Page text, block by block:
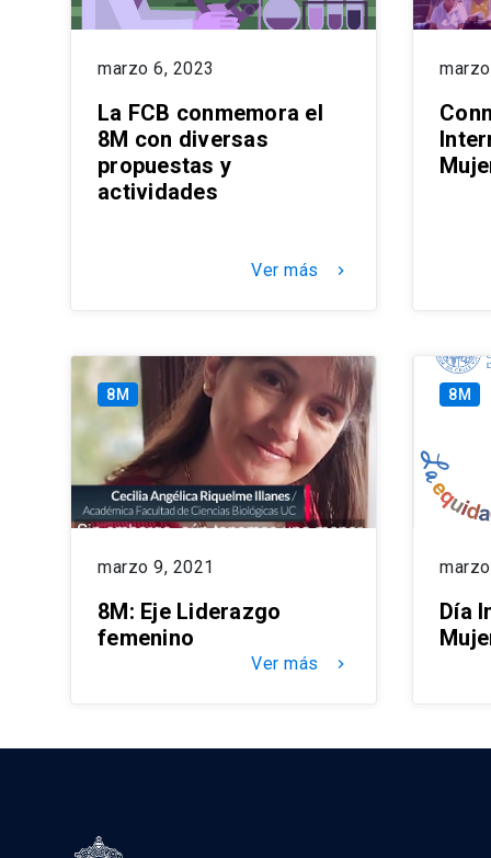
marzo 6, 2023
La FCB conmemora el
8M con diversas
propuestas y
actividades
Ver más keyboard_arrow_right
8M
marzo 9, 2021
8M: Eje Liderazgo
femenino
Ver más keyboard_arrow_right
8M
Día